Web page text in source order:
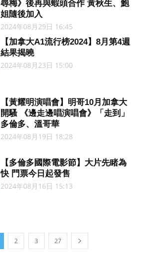
尋梅》後再與蝦頭合作 黃秋生、鮑
姐隨後加入
2024年08月29日 16:45
【加拿大A1流行榜2024】8月第4週
結果揭曉
2024年08月23日 15:00
【黃耀明演唱會】明哥10月加拿大
開騷 《邊走邊唱演唱會》「走到」
多倫多、溫哥華
2024年08月19日 18:28
【多倫多國際電影節】大片先睹為
快 門票今日起發售
2024年08月16日 15:13
2 3 27